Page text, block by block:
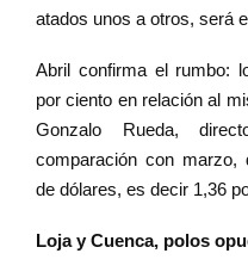
atados unos a otros, será
Abril confirma el rumbo:
por ciento en relación al
Gonzalo Rueda,
comparación con marzo,
de dólares, es decir 1,36
Loja y Cuenca, polos